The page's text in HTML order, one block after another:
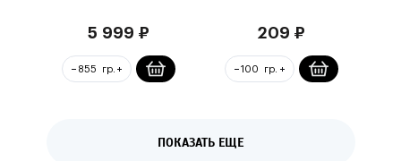
5 999 ₽ 209 ₽
ПОКАЗАТЬ ЕЩЕ